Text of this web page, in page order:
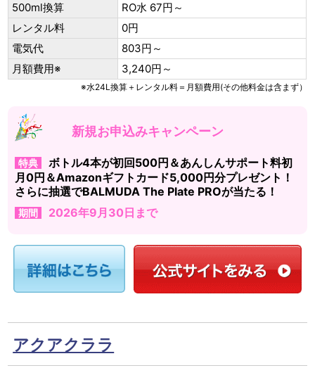
500ml換算
RO水 67円～
レンタル料
0円
電気代
803円～
月額費用※
3,240円～
※水24L換算＋レンタル料＝月額費用(その他料金は含まず）
新規お申込みキャンペーン
特典
ボトル4本が初回500円＆あんしんサポート料初
月0円＆Amazonギフトカード5,000円分プレゼント！
さらに抽選でBALMUDA The Plate PROが当たる！
期間 2026年9月30日まで
アクアクララ